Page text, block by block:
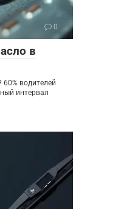
0
в
60% водителей
интервал